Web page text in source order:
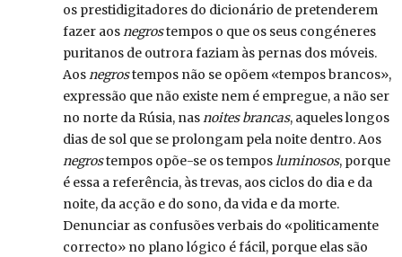
os prestidigitadores do dicionário de pretenderem
fazer aosnegrostempos o que os seus congéneres
puritanos de outrora faziam às pernas dos móveis.
Aosnegrostempos não se opõem «tempos brancos»,
expressão que não existe nem é empregue, a não ser
no norte da Rúsia, nasnoites brancas, aqueles longos
dias de sol que se prolongam pela noite dentro. Aos
negrostempos opõe-se os temposluminosos, porque
é essa a referência, às trevas, aos ciclos do dia e da
noite, da acção e do sono, da vida e da morte.
Denunciar as confusões verbais do «politicamente
correcto» no plano lógico é fácil, porque elas são